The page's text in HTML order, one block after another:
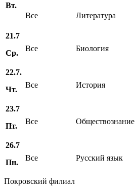
Вт.
Все Литература
21.7
Ср.
Все Биология
22.7.
Чт.
Все История
23.7
Пт.
Все Обществознание
26.7
Пн.
Все Русский язык
Покровский филиал